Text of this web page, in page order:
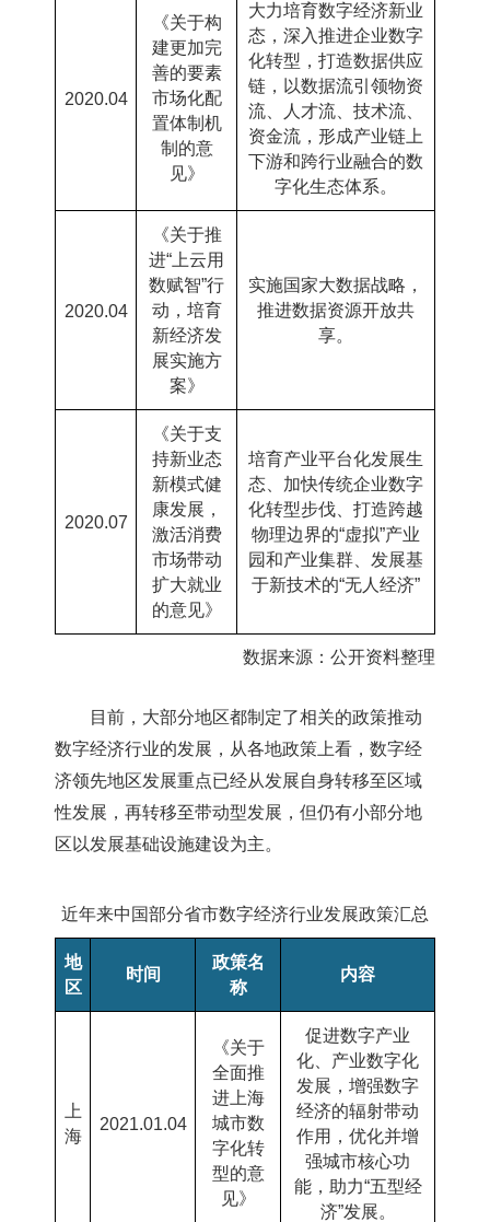
2020.04
《关于构
建更加完
善的要素
市场化配
置体制机
制的意
见》
大力培育数字经济新业
态，深入推进企业数字
化转型，打造数据供应
链，以数据流引领物资
流、人才流、技术流、
资金流，形成产业链上
下游和跨行业融合的数
字化生态体系。
2020.04
《关于推
进“上云用
数赋智”行
动，培育
新经济发
展实施方
案》
实施国家大数据战略，
推进数据资源开放共
享。
2020.07
《关于支
持新业态
新模式健
康发展，
激活消费
市场带动
扩大就业
的意见》
培育产业平台化发展生
态、加快传统企业数字
化转型步伐、打造跨越
物理边界的“虚拟”产业
园和产业集群、发展基
于新技术的“无人经济”
数据来源：公开资料整理
目前，大部分地区都制定了相关的政策推动
数字经济行业的发展，从各地政策上看，数字经
济领先地区发展重点已经从发展自身转移至区域
性发展，再转移至带动型发展，但仍有小部分地
区以发展基础设施建设为主。
近年来中国部分省市数字经济行业发展政策汇总
地
区
时间
政策名
称
内容
上
海
2021.01.04
《关于
全面推
进上海
城市数
字化转
型的意
见》
促进数字产业
化、产业数字化
发展，增强数字
经济的辐射带动
作用，优化并增
强城市核心功
能，助力“五型经
济”发展。